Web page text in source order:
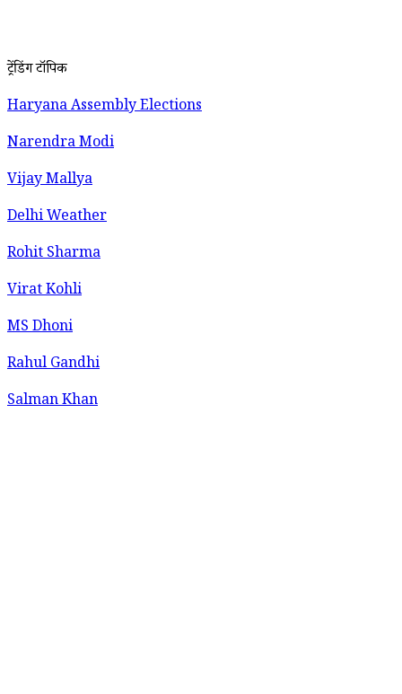
ट्रेंडिंग टॉपिक
Haryana Assembly Elections
Narendra Modi
Vijay Mallya
Delhi Weather
Rohit Sharma
Virat Kohli
MS Dhoni
Rahul Gandhi
Salman Khan